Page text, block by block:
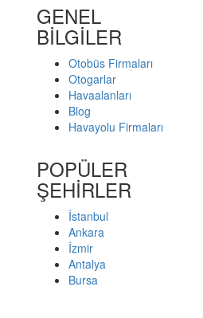
GENEL
BİLGİLER
Otobüs Firmaları
Otogarlar
Havaalanları
Blog
Havayolu Firmaları
POPÜLER
ŞEHİRLER
İstanbul
Ankara
İzmir
Antalya
Bursa